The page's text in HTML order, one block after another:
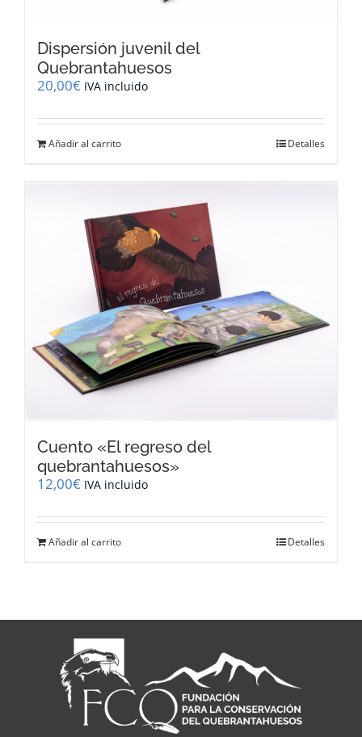
Dispersión juvenil del
Quebrantahuesos
20,00€ IVA incluido
Añadir al carrito Detalles
Cuento «El regreso del
quebrantahuesos»
12,00€ IVA incluido
Añadir al carrito Detalles